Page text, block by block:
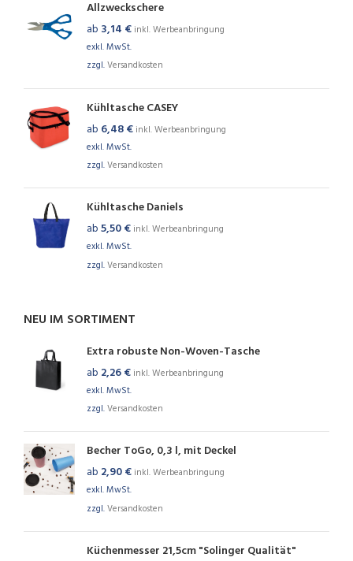
Allzweckschere
ab 3,14 € inkl. Werbeanbringung
exkl. MwSt.
zzgl.Versandkosten
Kühltasche CASEY
ab 6,48€ inkl. Werbeanbringung
exkl. MwSt.
zzgl.Versandkosten
Kühltasche Daniels
ab5,50€ inkl. Werbeanbringung
exkl. MwSt.
zzgl.Versandkosten
NEU IM SORTIMENT
Extra robuste Non-Woven-Tasche
ab 2,26€ inkl. Werbeanbringung
exkl. MwSt.
zzgl.Versandkosten
Becher ToGo, 0,3 l, mit Deckel
ab 2,90€ inkl. Werbeanbringung
exkl. MwSt.
zzgl.Versandkosten
Küchenmesser 21,5cm "Solinger Qualität"